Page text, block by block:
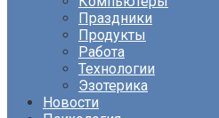
Праздники
Продукты
Работа
Технологии
Эзотерика
Новости